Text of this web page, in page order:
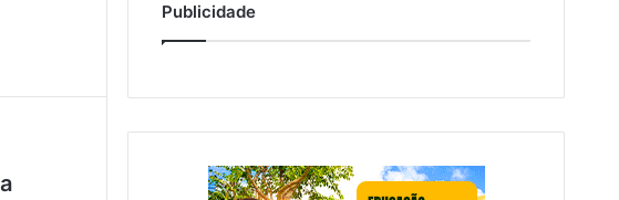
Publicidade